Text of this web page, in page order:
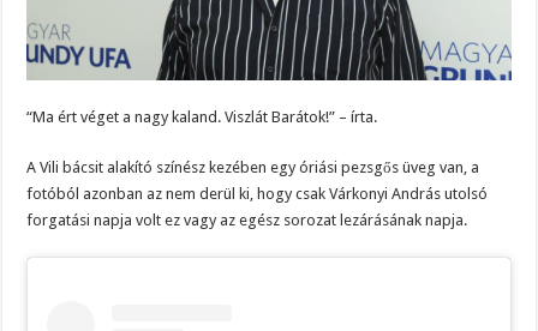
“Ma ért véget a nagy kaland. Viszlát Barátok!” – írta.
A Vili bácsit alakító színész kezében egy óriási pezsgős üveg van, a
fotóból azonban az nem derül ki, hogy csak Várkonyi András utolsó
forgatási napja volt ez vagy az egész sorozat lezárásának napja.